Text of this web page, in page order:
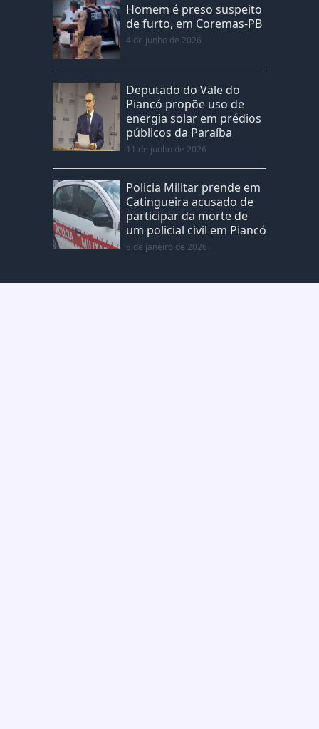
Homem é preso suspeito
de furto, em Coremas-PB
4 de junho de 2026
Deputado do Vale do
Piancó propõe uso de
energia solar em prédios
públicos da Paraíba
11 de junho de 2026
Policia Militar prende em
Catingueira acusado de
participar da morte de
um policial civil em Piancó
8 de janeiro de 2026